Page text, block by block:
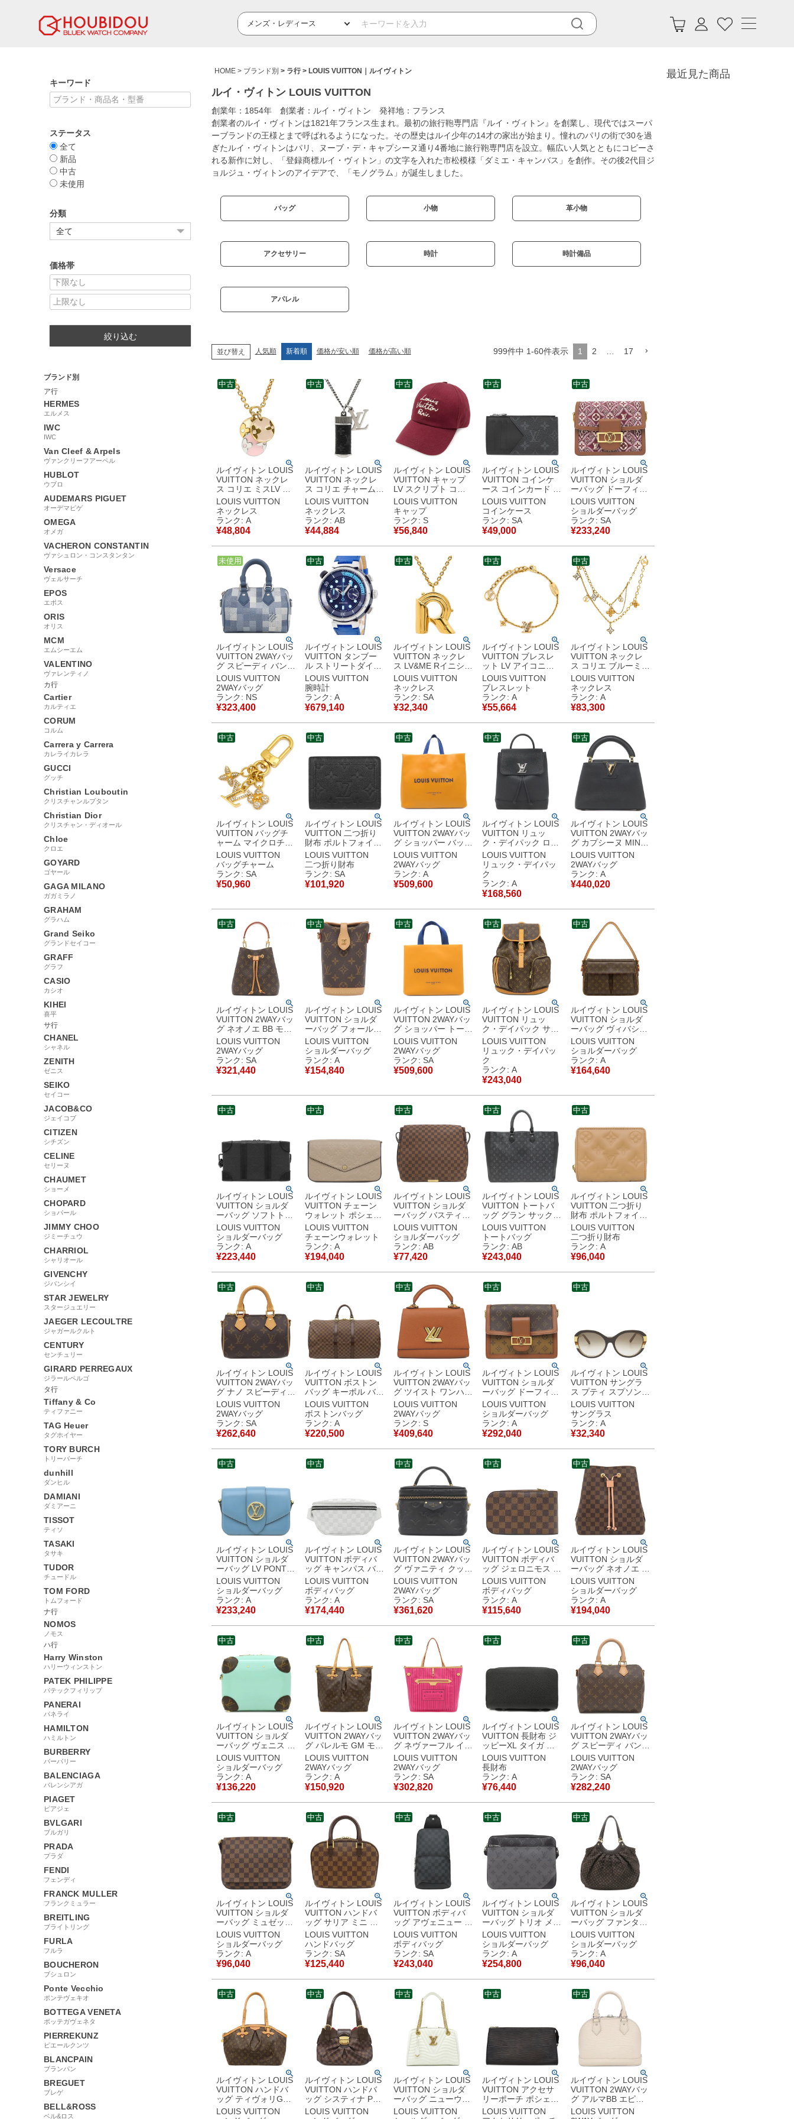
キーワード
ステータス
全て
新品
中古
未使用
分類
価格帯
絞り込む
ブランド別
ア行
HERMES
エルメス
IWC
IWC
Van Cleef & Arpels
ヴァンクリーフアーペル
HUBLOT
ウブロ
AUDEMARS PIGUET
オーデマピゲ
OMEGA
オメガ
VACHERON CONSTANTIN
ヴァシュロン・コンスタンタン
Versace
ヴェルサーチ
EPOS
エポス
ORIS
オリス
MCM
エムシーエム
VALENTINO
ヴァレンティノ
カ行
Cartier
カルティエ
CORUM
コルム
Carrera y Carrera
カレライカレラ
GUCCI
グッチ
Christian Louboutin
クリスチャンルブタン
Christian Dior
クリスチャン・ディオール
Chloe
クロエ
GOYARD
ゴヤール
GAGA MILANO
ガガミラノ
GRAHAM
グラハム
Grand Seiko
グランドセイコー
GRAFF
グラフ
CASIO
カシオ
KIHEI
喜平
サ行
CHANEL
シャネル
ZENITH
ゼニス
SEIKO
セイコー
JACOB&CO
ジェイコブ
CITIZEN
シチズン
CELINE
セリーヌ
CHAUMET
ショーメ
CHOPARD
ショパール
JIMMY CHOO
ジミーチュウ
CHARRIOL
シャリオール
GIVENCHY
ジバンシイ
STAR JEWELRY
スタージュエリー
JAEGER LECOULTRE
ジャガールクルト
CENTURY
センチュリー
GIRARD PERREGAUX
ジラールペルゴ
タ行
Tiffany & Co
ティファニー
TAG Heuer
タグホイヤー
TORY BURCH
トリーバーチ
dunhill
ダンヒル
DAMIANI
ダミアーニ
TISSOT
ティソ
TASAKI
タサキ
TUDOR
チュードル
TOM FORD
トムフォード
ナ行
NOMOS
ノモス
ハ行
Harry Winston
ハリーウィンストン
PATEK PHILIPPE
パテックフィリップ
PANERAI
パネライ
HAMILTON
ハミルトン
BURBERRY
バーバリー
BALENCIAGA
バレンシアガ
PIAGET
ピアジェ
BVLGARI
ブルガリ
PRADA
プラダ
FENDI
フェンディ
FRANCK MULLER
フランクミュラー
BREITLING
ブライトリング
FURLA
フルラ
BOUCHERON
ブシュロン
Ponte Vecchio
ポンテヴェキオ
BOTTEGA VENETA
ボッテガヴェネタ
PIERREKUNZ
ピエールクンツ
BLANCPAIN
ブランパン
BREGUET
ブレゲ
BELL&ROSS
ベル&ロス
HOME ブランド別 ラ行 LOUIS VUITTON｜ルイヴィトン
ルイ・ヴィトン LOUIS VUITTON
創業年：1854年 創業者：ルイ・ヴィトン 発祥地：フランス
創業者のルイ・ヴィトンは1821年フランス生まれ。最初の旅行鞄専門店『ルイ・ヴィトン』を創業し、現代ではスーパ
ーブランドの王様とまで呼ばれるようになった。その歴史はルイ少年の14才の家出が始まり。憧れのパリの街で30を過
ぎたルイ・ヴィトンはパリ、ヌーブ・デ・キャプシーヌ通り4番地に旅行鞄専門店を設立。幅広い人気とともにコピーさ
れる新作に対し、「登録商標ルイ・ヴィトン」の文字を入れた市松模様「ダミエ・キャンバス」を創作。その後2代目ジ
ョルジュ・ヴィトンのアイデアで、「モノグラム」が誕生しました。
バッグ 小物 革小物
アクセサリー 時計 時計備品
アパレル
並び替え 人気順 新着順 価格が安い順 価格が高い順 999件中 1-60件表示 1 2 … 17
ルイヴィトン LOUIS
VUITTON ネックレ
ス コリエ ミスLV GP
ホワイト×ピンク×ベ
ージュ×ゴールド ゴ
ールド金具 モノグラ
ムフラワー M63156
OB0148 【保存袋】
【中古】中古美品
LOUIS VUITTON
ネックレス
ランク: A
¥48,804
中古
ルイヴィトン LOUIS
VUITTON ネックレ
ス コリエ チャームズ
GP モノグラムエク
リプス シルバー×ブ
ラック ボトルネック
レス M63641 DI1210
【中古】中古品
LOUIS VUITTON
ネックレス
ランク: AB
¥44,884
中古
ルイヴィトン LOUIS
VUITTON キャップ
LV スクリプト コッ
トン ポリエステル ボ
ルドー ゴールド金具
M5188M WA3235
【中古】未使用保管
品
LOUIS VUITTON
キャップ
ランク: S
¥56,840
中古
ルイヴィトン LOUIS
VUITTON コインケ
ース コインカード ホ
ルダー タイガ モノグ
ラムエクリプス ノワ
ール シルバー金具 黒
タイガ モノグラム フ
ラグメントケース
M30271 RFID 【中
古】新品同様品
LOUIS VUITTON
コインケース
ランク: SA
¥49,000
中古
ルイヴィトン LOUIS
VUITTON ショルダ
ーバッグ ドーフィー
ヌ MINI キャンバス
モノグラムジャガー
ド ボルドー ゴールド
金具 SINCE1854
M57172 GI3250
【中古】新品同様品
LOUIS VUITTON
ショルダーバッグ
ランク: SA
¥233,240
中古
ルイヴィトン LOUIS
VUITTON 2WAYバッ
グ スピーディ バンド
リエール 18 レザー
ダモフラージュキャ
ンバス インディゴブ
ルー マットシルバー
金具 新品 未使用
M29050 RFID
【箱】 【中古】未使
用保管品
LOUIS VUITTON
2WAYバッグ
ランク: NS
¥323,400
中古
未使用
ルイヴィトン LOUIS
VUITTON タンブー
ル ストリートダイバ
ー クロノグラフ スカ
イラインブルー
QA168Z 紺 青 メン
ズ 腕時計自動巻き ネ
イビー 【中古】中古
美品
LOUIS VUITTON
腕時計
ランク: A
¥679,140
中古
ルイヴィトン LOUIS
VUITTON ネックレ
ス LV&ME Rイニシャ
ル GP ゴールド
M61073 LE1124
【箱】 【中古】新品
同様品
LOUIS VUITTON
ネックレス
ランク: SA
¥32,340
中古
ルイヴィトン LOUIS
VUITTON ブレスレ
ット LV アイコニッ
ク GP ストラス ゴー
ルド LVサークル LV
イニシャル モノグラ
ムフラワー M00587
TE1292 【中古】中
古美品
LOUIS VUITTON
ブレスレット
ランク: A
¥55,664
中古
ルイヴィトン LOUIS
VUITTON ネックレ
ス コリエ ブルーミン
グ ストラス GP スト
ラス ゴールド モノグ
ラムフラワー LVサー
クル M68374
LB0222 【中古】中
古美品
LOUIS VUITTON
ネックレス
ランク: A
¥83,300
中古
ルイヴィトン LOUIS
VUITTON バッグチ
ャーム マイクロチャ
ーム LVアイコニック
GP ラインストーン
ゴールド キーホルダ
ー フラワーモチーフ
M01566 AK4263
同様品
LOUIS VUITTON
バッグチャーム
ランク: SA
¥50,960
中古
ルイヴィトン LOUIS
VUITTON 二つ折り
財布 ポルトフォイユ
クレア モノグラムア
ンプラント ノワール
ゴールド金具 黒 コン
パクト M29202
RFID 【箱】 【中
LOUIS VUITTON
二つ折り財布
ランク: SA
¥101,920
中古
ルイヴィトン LOUIS
VUITTON 2WAYバッ
グ ショッパー バッグ
MM レザー サフラン
シルバー金具 イエロ
ー トート ショルダー
M24457 RFID
【箱】 【中古】中古
LOUIS VUITTON
2WAYバッグ
ランク: A
¥509,600
中古
ルイヴィトン LOUIS
VUITTON リュッ
ク・デイパック ロッ
クミー バックパック
レザー トリヨンレザ
ー ブラック シルバー
金具 黒 リュック LV
ロゴ M41815
DU4188 【保存袋】
【中古】中古美品
LOUIS VUITTON
リュック・デイパッ
ク
ランク: A
¥168,560
中古
ルイヴィトン LOUIS
VUITTON 2WAYバッ
グ カプシーヌ MINI
レザー トリヨンレザ
ー ノワール ゴールド
金具 黒 ショルダー
ハンドバッグ LVロゴ
M56071 RFID 【中
LOUIS VUITTON
2WAYバッグ
ランク: A
¥440,020
中古
ルイヴィトン LOUIS
VUITTON 2WAYバッ
グ ネオノエ BB モノ
グラムキャンバス モ
ノグラム ゴールド金
具 茶 ショルダー ハ
ンドバッグ M46581
RFID 【保存袋】
LOUIS VUITTON
2WAYバッグ
ランク: SA
¥321,440
中古
ルイヴィトン LOUIS
VUITTON ショルダ
ーバッグ フォールド
ミー ポーチ モノグラ
ムキャンバス モノグ
ラム ゴールド金具 茶
ポシェット LVロゴ
M80874 RFID 【中
LOUIS VUITTON
ショルダーバッグ
ランク: A
¥154,840
中古
ルイヴィトン LOUIS
VUITTON 2WAYバッ
グ ショッパー トート
MINI レザー サフラ
ン シルバー金具 トー
ト ショルダー
M28310 【保存袋】
【中古】新品同様品
LOUIS VUITTON
2WAYバッグ
ランク: SA
¥509,600
中古
ルイヴィトン LOUIS
VUITTON リュッ
ク・デイパック サッ
ク ア ド ボスフォー
ル モノグラムキャン
バス モノグラム ゴー
ルド金具 M40107
FL0195 【中古】中
古美品
LOUIS VUITTON
リュック・デイパッ
ク
ランク: A
¥243,040
中古
ルイヴィトン LOUIS
VUITTON ショルダ
ーバッグ ヴィバシテ
GM モノグラムキャ
ンバス モノグラム ゴ
ールド金具 茶
M51163 AR0065
【中古】中古美品
LOUIS VUITTON
ショルダーバッグ
ランク: A
¥164,640
中古
ルイヴィトン LOUIS
VUITTON ショルダ
ーバッグ ソフトトラ
ンク ウォレット レザ
ー トリヨンレザー ブ
ラック マットブラッ
ク金具 ラウンドファ
スナー M80224
RFID 【保存袋】
【中古】中古美品
LOUIS VUITTON
ショルダーバッグ
ランク: A
¥223,440
中古
ルイヴィトン LOUIS
VUITTON チェーン
ウォレット ポシェッ
ト フェリシー モノグ
ラムアンプラント ト
ゥルトレール ゴール
ド金具 ショルダー
M82609 RFID 【中
古】中古美品
LOUIS VUITTON
チェーンウォレット
ランク: A
¥194,040
中古
ルイヴィトン LOUIS
VUITTON ショルダ
ーバッグ バスティー
ユ ダミエキャンバス
ダミエエベヌ ゴール
ド金具 茶 N45258
SP0012 【中古】中
古品
LOUIS VUITTON
ショルダーバッグ
ランク: AB
¥77,420
中古
ルイヴィトン LOUIS
VUITTON トートバ
ッグ グラン サック
モノグラムエクリプ
ス モノグラムエクリ
プス シルバー金具
M44733 RFID 【中
古】中古品
LOUIS VUITTON
トートバッグ
ランク: AB
¥243,040
中古
ルイヴィトン LOUIS
VUITTON 二つ折り
財布 ポルトフォイユ
ルー ラムスキン キャ
メル ゴールド金具 モ
ノグラム エンボス加
工 M81673 RFID
【箱】 【中古】中古
美品
LOUIS VUITTON
二つ折り財布
ランク: A
¥96,040
中古
ルイヴィトン LOUIS
VUITTON 2WAYバッ
グ ナノ スピーディ
モノグラムキャンバ
ス モノグラム ゴール
ド金具 ショルダー ハ
ンドバッグ 茶
M81085 TY2233
【中古】新品同様品
LOUIS VUITTON
2WAYバッグ
ランク: SA
¥262,640
中古
ルイヴィトン LOUIS
VUITTON ボストン
バッグ キーポル バン
ドリエール 55 ダミ
エキャンバス ダミエ
エベヌ ゴールド金具
茶 付属品欠品
N41414 MB3180
【中古】中古美品
LOUIS VUITTON
ボストンバッグ
ランク: A
¥220,500
中古
ルイヴィトン LOUIS
VUITTON 2WAYバッ
グ ツイスト ワンハン
ドル PM レザー トリ
ヨンレザー キャラメ
ル×ブルーエ ゴール
ド金具 ハンドバッグ
バイカラー M57897
RFID 【保存袋】
【中古】未使用保管
品
LOUIS VUITTON
2WAYバッグ
ランク: S
¥409,640
中古
ルイヴィトン LOUIS
VUITTON ショルダ
ーバッグ ドーフィー
ヌ MM モノグラムキ
ャンバス モノグラム
リバースキャンバス
ブラウン×ベージュ
ゴールド金具 茶 チェ
ーンショルダー
M45958 RFID 【中
古】中古美品
LOUIS VUITTON
ショルダーバッグ
ランク: A
¥292,040
中古
ルイヴィトン LOUIS
VUITTON サングラ
ス プティ スプソン
56□17 プラスチック
ニッケル合金 ブラウ
ン ゴールド金具 グラ
デーション キャット
アイ ラメ Z0487E
MO123 【箱】 【中
古】中古美品
LOUIS VUITTON
サングラス
ランク: A
¥32,340
中古
ルイヴィトン LOUIS
VUITTON ショルダ
ーバッグ LV PONT9
LVポンヌフ カーフ
ブルー ゴールド金具
青 赤 バイカラー LV
サークル ショルダー
M55947 FN3210
【中古】中古美品
LOUIS VUITTON
ショルダーバッグ
ランク: A
¥233,240
中古
ルイヴィトン LOUIS
VUITTON ボディバ
ッグ キャンパス バム
バッグ ダミエキャン
バス ダミエアンフィ
ニ ブロン マットシル
バー金具 ウエストバ
ッグ N40326
CA5109 【中古】中
古美品
LOUIS VUITTON
ボディバッグ
ランク: A
¥174,440
中古
ルイヴィトン LOUIS
VUITTON 2WAYバッ
グ ヴァニティ クッサ
ン PM レザー ブラッ
ク ゴールド金具 黒
ピンク バニティ チェ
ーンバッグ M25123
RFID 【中古】新品
同様品
LOUIS VUITTON
2WAYバッグ
ランク: SA
¥361,620
中古
ルイヴィトン LOUIS
VUITTON ボディバ
ッグ ジェロニモス ダ
ミエキャンバス ダミ
エエベヌ ゴールド金
具 ウエストバッグ 新
型 N51994 CA3102
【箱】 【中古】中古
美品
LOUIS VUITTON
ボディバッグ
ランク: A
¥115,640
中古
ルイヴィトン LOUIS
VUITTON ショルダ
ーバッグ ネオノエ ダ
ミエキャンバス ヴィ
ーナス ゴールド金具
茶 ピンク ダミエエベ
ヌ 巾着バッグ
N40198 FZ4189
【保存袋】 【中古】
中古美品
LOUIS VUITTON
ショルダーバッグ
ランク: A
¥194,040
中古
ルイヴィトン LOUIS
VUITTON ショルダ
ーバッグ ヴェニス パ
テントレザー モノグ
ラムキャンバス パラ
ディッソ ゴールド金
具 ミントグリーン モ
ノグラム M52756
PL2168 【中古】中
古美品
LOUIS VUITTON
ショルダーバッグ
ランク: A
¥136,220
中古
ルイヴィトン LOUIS
VUITTON 2WAYバッ
グ パレルモ GM モノ
グラムキャンバス モ
ノグラム ゴールド金
具 茶 ショルダー ト
ート M40146
MI1069 【中古】中
古美品
LOUIS VUITTON
2WAYバッグ
ランク: A
¥150,920
中古
ルイヴィトン LOUIS
VUITTON 2WAYバッ
グ ネヴァーフル イン
サイドアウト MM キ
ャンバス モノグラム
キャンバス ローズポ
ンディシェリテキス
タイル ローズポンデ
ィシェリ ゴールド金
具 リバーシブル
M12257 RFID 【保
存袋】 【中古】新品
同様品
LOUIS VUITTON
2WAYバッグ
ランク: SA
¥302,820
中古
ルイヴィトン LOUIS
VUITTON 長財布 ジ
ッピーXL タイガ ア
ルドワーズ シルバー
金具 黒 オーガナイザ
ー M42097 CA0127
【中古】中古美品
LOUIS VUITTON
長財布
ランク: A
¥76,440
中古
ルイヴィトン LOUIS
VUITTON 2WAYバッ
グ スピーディ バンド
リエール 25 モノグ
ラムキャンバス モノ
グラム ゴールド金具
茶 M46977 MB3189
【保存袋】 【中古】
新品同様品
LOUIS VUITTON
2WAYバッグ
ランク: SA
¥282,240
中古
ルイヴィトン LOUIS
VUITTON ショルダ
ーバッグ ミュゼット
タンゴ ショート モノ
グラムキャンバス モ
ノグラム ゴールド金
具 茶 ショルダー
N51255 LM1000
【中古】中古美品
LOUIS VUITTON
ショルダーバッグ
ランク: A
¥96,040
中古
ルイヴィトン LOUIS
VUITTON ハンドバ
ッグ サリア ミニ ダ
ミエキャンバス ダミ
エエベヌ ゴールド金
具 茶 赤 N51286
CA1001 【中古】新
品同様品
LOUIS VUITTON
ハンドバッグ
ランク: SA
¥125,440
中古
ルイヴィトン LOUIS
VUITTON ボディバ
ッグ アヴェニュー ス
リングバッグ ダミエ
グラフィットキャン
バス ダミエグラフィ
ット シルバー金具
N41719 RFID 【中
古】新品同様品
LOUIS VUITTON
ボディバッグ
ランク: SA
¥243,040
中古
ルイヴィトン LOUIS
VUITTON ショルダ
ーバッグ トリオ メッ
センジャー モノグラ
ムエクリプス モノグ
ラムエクリプスリバ
ースキャンバス モノ
グラムエクリプス シ
ルバー金具 黒 グレー
M69443 RFID
【箱】 【中古】中古
LOUIS VUITTON
ショルダーバッグ
ランク: A
¥254,800
中古
ルイヴィトン LOUIS
VUITTON ショルダ
ーバッグ ファンタジ
ー モノグラムイディ
ール フザン ゴールド
金具 茶 トート 肩掛
け M40408 SN0121
【中古】中古美品
LOUIS VUITTON
ショルダーバッグ
ランク: A
¥96,040
中古
ルイヴィトン LOUIS
VUITTON ハンドバ
ッグ ティヴォリGM
モノグラムキャンバ
LOUIS VUITTON
中古
ルイヴィトン LOUIS
VUITTON ハンドバ
ッグ システィナ PM
ダミエキャンバス ダ
LOUIS VUITTON
中古
ルイヴィトン LOUIS
VUITTON ショルダ
ーバッグ ニューウェ
ーブ チェーントート
LOUIS VUITTON
中古
ルイヴィトン LOUIS
VUITTON アクセサ
リーポーチ ポシェッ
ト アクセソワール エ
LOUIS VUITTON
中古
ルイヴィトン LOUIS
VUITTON 2WAYバッ
グ アルマBB エピレ
ザー クオーツ シルバ
LOUIS VUITTON
中古
最近見た商品